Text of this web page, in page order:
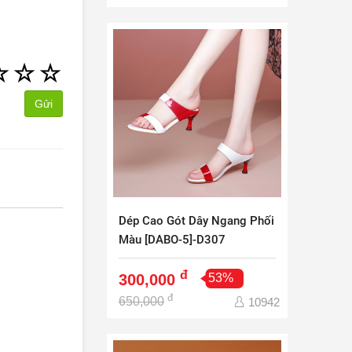
☆
☆
Gửi
Dép Cao Gót Dây Ngang Phối
Màu [DABO-5]-D307
300,000 đ
53%
650,000 đ 10942